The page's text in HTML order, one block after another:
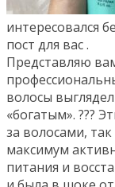
интересовался
пост для вас .
Представляю
волосы
«богатым». ???
за волосами,
максимум
питания и